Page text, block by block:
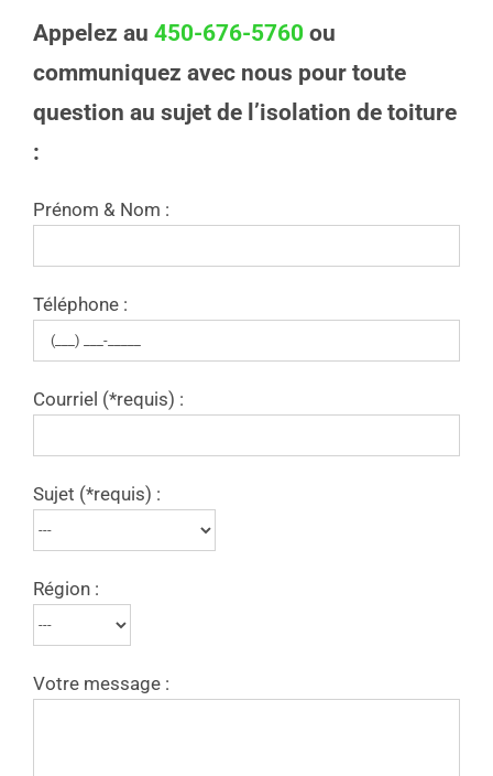
Appelez au 450-676-5760 ou
communiquez avec nous pour toute
question au sujet de l’isolation de toiture
:
Prénom & Nom :
Téléphone :
Courriel (*requis) :
Sujet (*requis) :
Région :
Votre message :